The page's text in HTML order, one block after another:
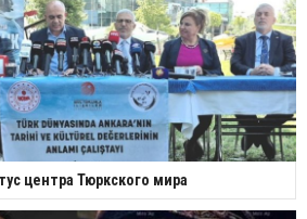
центра Тюркского мира